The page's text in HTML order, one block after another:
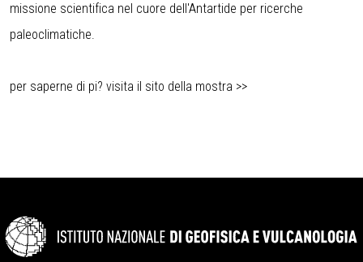
missione scientifica nel cuore dell'Antartide per ricerche
paleoclimatiche.
per saperne di pi? visita il sito della mostra >>